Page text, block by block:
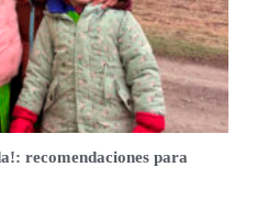
recomendaciones para